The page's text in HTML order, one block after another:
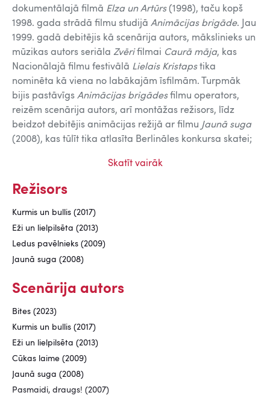
dokumentālajā filmā Elza un Artūrs(1998), taču kopš
1998. gada strādā filmu studijā Animācijas brigāde. Jau
1999. gadā debitējis kā scenārija autors, mākslinieks un
mūzikas autors seriāla Zvērifilmai Caurā māja, kas
Nacionālajā filmu festivālā Lielais Kristapstika
nominēta kā viena no labākajām īsfilmām. Turpmāk
bijis pastāvīgs Animācijas brigādesfilmu operators,
reizēm scenārija autors, arī montāžas režisors, līdz
beidzot debitējis animācijas režijā ar filmu Jaunā suga
(2008), kas tūlīt tika atlasīta Berlināles konkursa skatei;
kinofestivāla balvas izpelnījās Ēvalda Lāča trešais
režijas darbs
Skatīt vairāk
Režisors
Kurmis un bullis (2017)
Eži un lielpilsēta (2013)
Ledus pavēlnieks (2009)
Jaunā suga (2008)
Scenārija autors
Bites (2023)
Kurmis un bullis (2017)
Eži un lielpilsēta (2013)
Cūkas laime (2009)
Jaunā suga (2008)
Pasmaidi, draugs! (2007)